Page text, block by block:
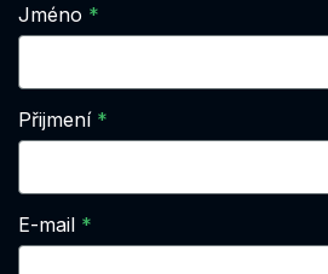
Jméno
Přijmení
E-mail